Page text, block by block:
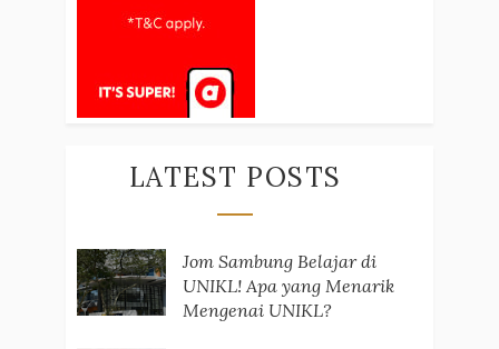
LATEST POSTS
Jom Sambung Belajar di
UNIKL! Apa yang Menarik
Mengenai UNIKL?